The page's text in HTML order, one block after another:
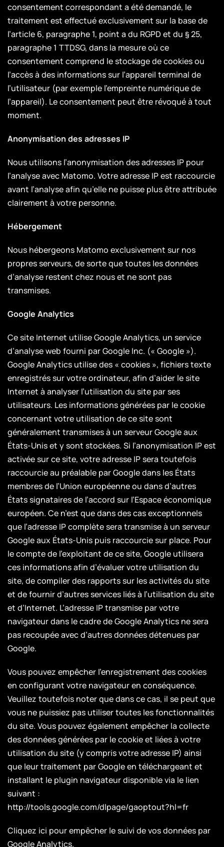
consentement correspondant a été demandé, le
traitement est effectué exclusivement sur la base de
l’article 6, paragraphe 1, point a du RGPD et du § 25,
paragraphe 1 TTDSG, dans la mesure où ce
consentement comprend le stockage de cookies ou
l’accès à des informations sur l’appareil terminal de
l’utilisateur (par exemple l’empreinte numérique de
l’appareil). Le consentement peut être révoqué à tout
moment.
Anonymisation des adresses IP
Nous utilisons l’anonymisation des adresses IP pour
l’analyse avec Matomo. Votre adresse IP est raccourcie
avant l’analyse afin qu’elle ne puisse plus être attribuée
clairement à votre personne.
Hébergement
Nous hébergeons Matomo exclusivement sur nos
propres serveurs, de sorte que toutes les données
d’analyse restent chez nous et ne sont pas
transmises.
Google Analytics
Ce site Internet utilise Google Analytics, un service
d’analyse web fourni par Google Inc. (« Google »).
Google Analytics utilise des « cookies », fichiers texte
enregistrés sur votre ordinateur, afin d’aider le site
Internet à analyser l’utilisation du site par ses
utilisateurs. Les informations générées par le cookie
concernant votre utilisation de ce site sont
généralement transmises à un serveur Google aux
États-Unis et y sont stockées. Si l’anonymisation IP est
activée sur ce site, votre adresse IP sera toutefois
raccourcie au préalable par Google dans les États
membres de l’Union européenne ou dans d’autres
États signataires de l’accord sur l’Espace économique
européen. Ce n’est que dans des cas exceptionnels
que l’adresse IP complète sera transmise à un serveur
Google aux États-Unis puis raccourcie sur place. Pour
le compte de l’exploitant de ce site, Google utilisera
ces informations afin d’évaluer votre utilisation du
site, de compiler des rapports sur les activités du site
et de fournir d’autres services liés à l’utilisation du site
et d’Internet. L’adresse IP transmise par votre
navigateur dans le cadre de Google Analytics ne sera
pas recoupée avec d’autres données détenues par
Google.
Vous pouvez empêcher l’enregistrement des cookies
en configurant votre navigateur en conséquence.
Veuillez toutefois noter que dans ce cas, il se peut que
vous ne puissiez pas utiliser toutes les fonctionnalités
du site. Vous pouvez également empêcher la collecte
des données générées par le cookie et liées à votre
utilisation du site (y compris votre adresse IP) ainsi
que leur traitement par Google en téléchargeant et
installant le plugin navigateur disponible via le lien
suivant :
http://tools.google.com/dlpage/gaoptout?hl=fr
Cliquez ici pour empêcher le suivi de vos données par
Google Analytics.